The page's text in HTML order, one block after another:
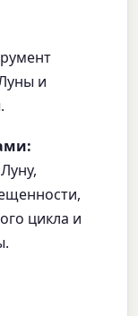
и
цикла и